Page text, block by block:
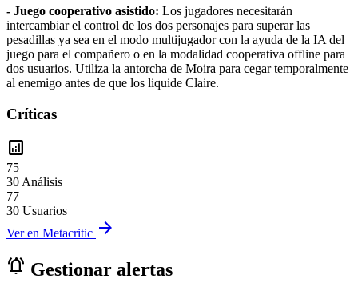
- Juego cooperativo asistido: Los jugadores necesitarán
intercambiar el control de los dos personajes para superar las
pesadillas ya sea en el modo multijugador con la ayuda de la IA del
juego para el compañero o en la modalidad cooperativa offline para
dos usuarios. Utiliza la antorcha de Moira para cegar temporalmente
al enemigo antes de que los liquide Claire.
Críticas
analytics
75
30 Análisis
77
30 Usuarios
Ver en Metacritic arrow_forward
notifications_active Gestionar alertas